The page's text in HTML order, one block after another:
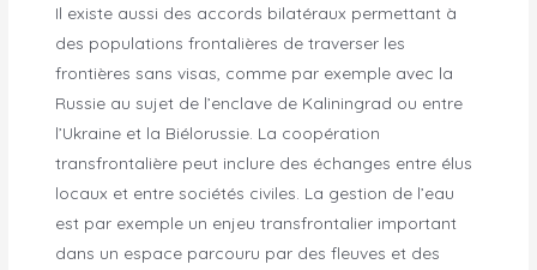
Il existe aussi des accords bilatéraux permettant à
des populations frontalières de traverser les
frontières sans visas, comme par exemple avec la
Russie au sujet de l’enclave de Kaliningrad ou entre
l’Ukraine et la Biélorussie. La coopération
transfrontalière peut inclure des échanges entre élus
locaux et entre sociétés civiles. La gestion de l’eau
est par exemple un enjeu transfrontalier important
dans un espace parcouru par des fleuves et des